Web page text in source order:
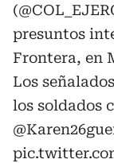
(
presuntos
Frontera, en
Los
los soldados